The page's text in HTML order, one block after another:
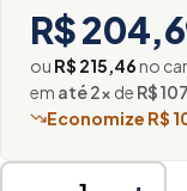
R$
ou R$ 215,46no
em até 2× de R$
Economize R$